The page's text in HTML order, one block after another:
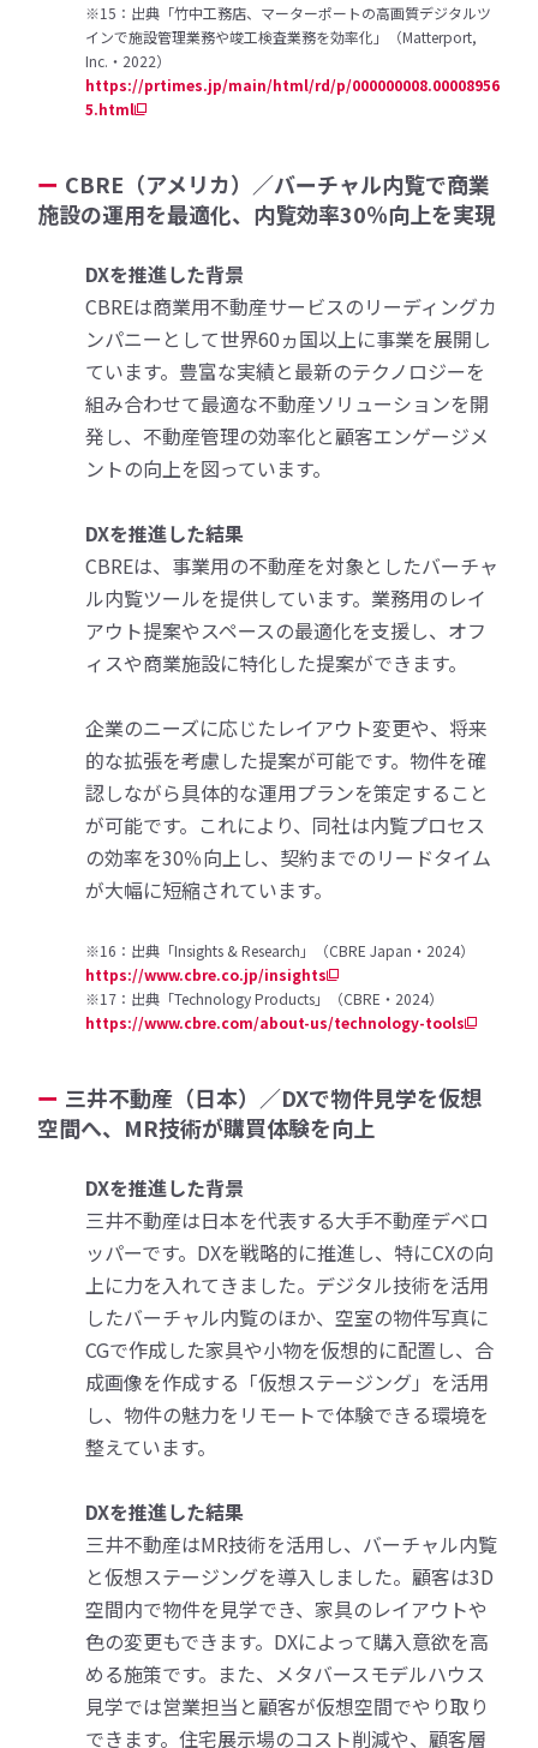
※15：出典「竹中工務店、マーターポートの高画質デジタルツ
インで施設管理業務や竣工検査業務を効率化」（Matterport,
Inc.・2022）
https://prtimes.jp/main/html/rd/p/000000008.00008956
5.html
CBRE（アメリカ）／バーチャル内覧で商業
施設の運用を最適化、内覧効率30％向上を実現
DXを推進した背景
CBREは商業用不動産サービスのリーディングカ
ンパニーとして世界60ヵ国以上に事業を展開し
ています。豊富な実績と最新のテクノロジーを
組み合わせて最適な不動産ソリューションを開
発し、不動産管理の効率化と顧客エンゲージメ
ントの向上を図っています。
DXを推進した結果
CBREは、事業用の不動産を対象としたバーチャ
ル内覧ツールを提供しています。業務用のレイ
アウト提案やスペースの最適化を支援し、オフ
ィスや商業施設に特化した提案ができます。
企業のニーズに応じたレイアウト変更や、将来
的な拡張を考慮した提案が可能です。物件を確
認しながら具体的な運用プランを策定すること
が可能です。これにより、同社は内覧プロセス
の効率を30％向上し、契約までのリードタイム
が大幅に短縮されています。
※16：出典「Insights & Research」（CBRE Japan・2024）
https://www.cbre.co.jp/insights
※17：出典「Technology Products」（CBRE・2024）
https://www.cbre.com/about-us/technology-tools
三井不動産（日本）／DXで物件見学を仮想
空間へ、MR技術が購買体験を向上
DXを推進した背景
三井不動産は日本を代表する大手不動産デベロ
ッパーです。DXを戦略的に推進し、特にCXの向
上に力を入れてきました。デジタル技術を活用
したバーチャル内覧のほか、空室の物件写真に
CGで作成した家具や小物を仮想的に配置し、合
成画像を作成する「仮想ステージング」を活用
し、物件の魅力をリモートで体験できる環境を
整えています。
DXを推進した結果
三井不動産はMR技術を活用し、バーチャル内覧
と仮想ステージングを導入しました。顧客は3D
空間内で物件を見学でき、家具のレイアウトや
色の変更もできます。DXによって購入意欲を高
める施策です。また、メタバースモデルハウス
見学では営業担当と顧客が仮想空間でやり取り
できます。住宅展示場のコスト削減や、顧客層